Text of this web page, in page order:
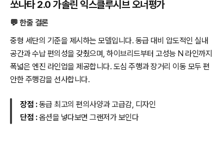
쏘나타 2.0 가솔린 익스클루시브 오너평가
💬 한줄 결론
중형 세단의 기준을 제시하는 모델입니다. 동급 대비 압도적인 실내
공간과 수납 편의성을 갖췄으며, 하이브리드부터 고성능 N 라인까지
폭넓은 엔진 라인업을 제공합니다. 도심 주행과 장거리 이동 모두 편
안한 주행감을 선사합니다.
장점 :동급 최고의 편의사양과 고급감, 디자인
단점 :옵션을 넣다보면 그랜저가 보인다